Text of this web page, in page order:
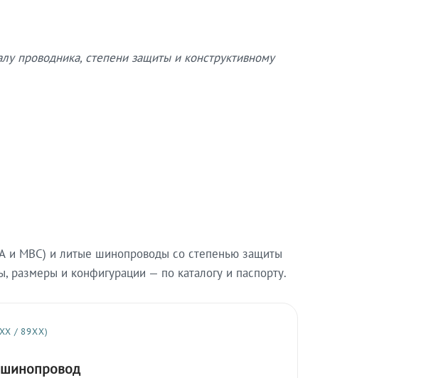
проводника, степени защиты и конструктивному
и МВС) и литые шинопроводы со степенью защиты
и конфигурации — по каталогу и паспорту.
/ 89XX)